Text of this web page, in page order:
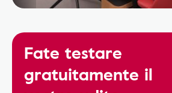
Fate testare
gratuitamente il